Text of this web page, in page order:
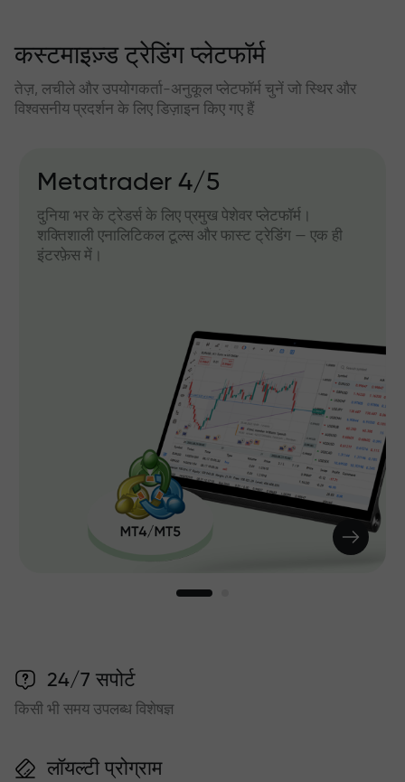
कस्टमाइज़्ड ट्रेडिंग प्लेटफॉर्म
तेज़, लचीले और उपयोगकर्ता-अनुकूल प्लेटफॉर्म चुनें जो स्थिर और
विश्वसनीय प्रदर्शन के लिए डिज़ाइन किए गए हैं
Metatrader 4/5
दुनिया भर के ट्रेडर्स के लिए प्रमुख पेशेवर प्लेटफॉर्म।
शक्तिशाली एनालिटिकल टूल्स और फास्ट ट्रेडिंग — एक ही
इंटरफ़ेस में।
24/7 सपोर्ट
किसी भी समय उपलब्ध विशेषज्ञ
लॉयल्टी प्रोग्राम